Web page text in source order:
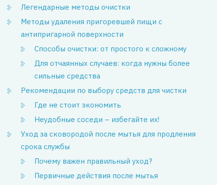
Легендарные методы очистки
Методы удаления пригоревшей пищи с
антипригарной поверхности
Способы очистки: от простого к сложному
Для отчаянных случаев: когда нужны более
сильные средства
Рекомендации по выбору средств для чистки
Где не стоит экономить
Неудобные соседи – избегайте их!
Уход за сковородой после мытья для продления
срока службы
Почему важен правильный уход?
Первичные действия после мытья